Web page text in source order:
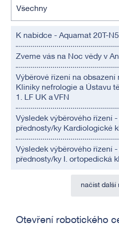
Všechny
K nabídce - Aquamat 20T-N5
Zveme vás na Noc vědy v
Výběrové řízení na obsazení
Kliniky nefrologie a Ústavu
1. LF UK a VFN
Výsledek výběrového řízení
přednosty/ky Kardiologické
Výsledek výběrového řízení
přednosty/ky I. ortopedická
načíst další
Otevření robotického